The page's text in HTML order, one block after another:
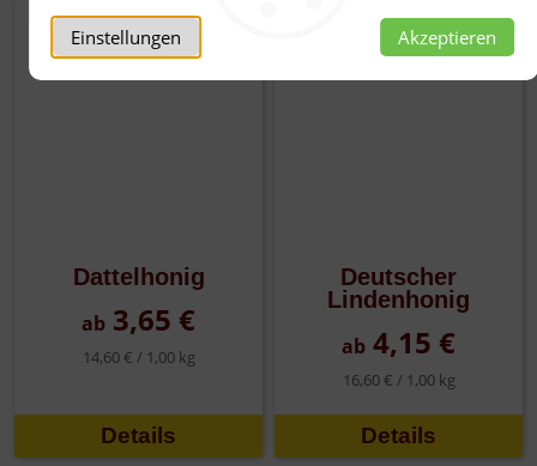
Einstellungen Akzeptieren
Dattelhonig
ab 3,65 €
14,60 € / 1,00 kg
Details
Deutscher
Lindenhonig
ab 4,15 €
16,60 € / 1,00 kg
Details